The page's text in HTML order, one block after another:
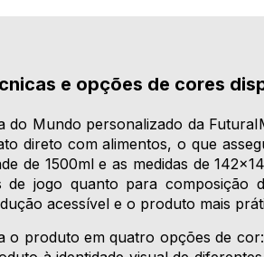
e opções de cores
do Mundo personalizado da
direto com alimentos, o que
de 1500ml e as medidas de
de jogo quanto para composição
acessível e o produto mais
o produto em quatro opções de